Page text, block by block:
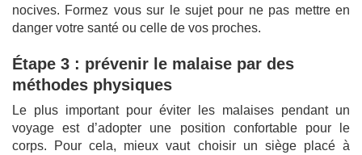
nocives. Formez vous sur le sujet pour ne pas mettre en
danger votre santé ou celle de vos proches.
Étape 3 : prévenir le malaise par des
méthodes physiques
Le plus important pour éviter les malaises pendant un
voyage est d’adopter une position confortable pour le
corps. Pour cela, mieux vaut choisir un siège placé à